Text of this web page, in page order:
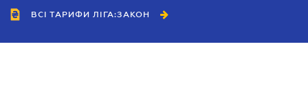
ВСІ ТАРИФИ ЛІГА:ЗАКОН